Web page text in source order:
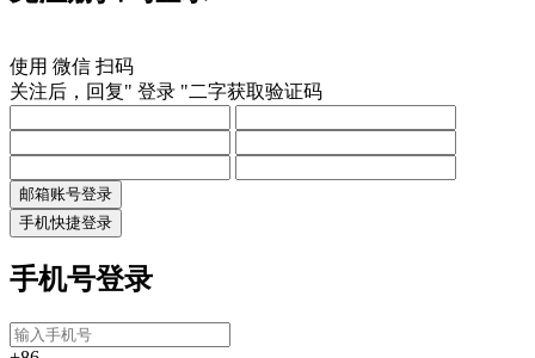
使用 微信 扫码
关注后，回复" 登录 "二字获取验证码
邮箱账号登录
手机快捷登录
手机号登录